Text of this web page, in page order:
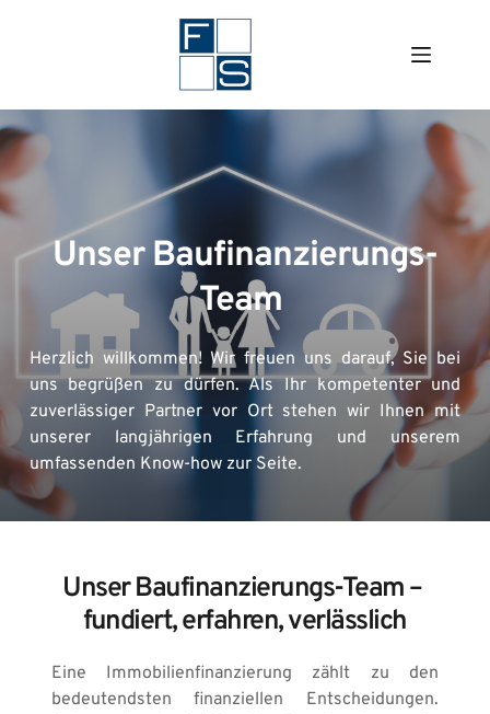
Unser Baufinanzierungs-
Team
Herzlich willkommen! Wir freuen uns darauf, Sie bei
uns begrüßen zu dürfen. Als Ihr kompetenter und
zuverlässiger Partner vor Ort stehen wir Ihnen mit
unserer langjährigen Erfahrung und unserem
umfassenden Know-how zur Seite.
Unser Baufinanzierungs-Team –
fundiert, erfahren, verlässlich
Eine Immobilienfinanzierung zählt zu den
bedeutendsten finanziellen Entscheidungen.